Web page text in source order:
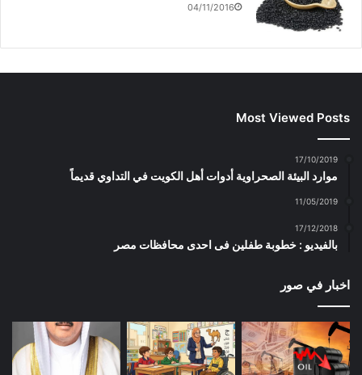
04/11/2016
Most Viewed Posts
17/10/2019
موارد البيئة الصحراوية أدوات أهل الكويت في التداوي قديماً
11/05/2019
17/12/2018
بالفيديو : خطوبة طفلين فى احدى محافظات مصر
اخبار في صور